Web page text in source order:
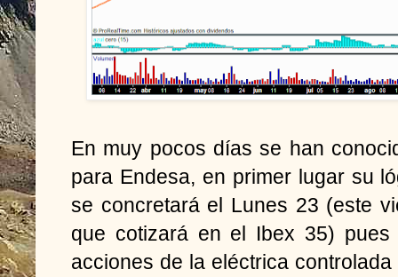
En muy pocos días se han
para Endesa, en primer lugar su
se concretará el Lunes 23 (este
que cotizará en el Ibex 35)
acciones de la eléctrica